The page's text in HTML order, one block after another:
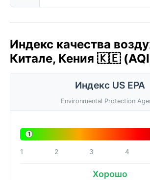
Индекс качества
Китале, Кения 🇰🇪
Индекс US EPA
Environmental Protection
1
1 2 3 4
Хорошо